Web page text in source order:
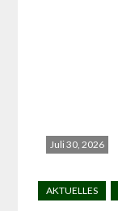
Juli 30, 2026